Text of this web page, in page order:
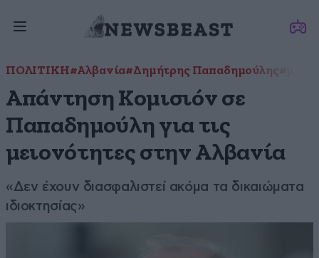
ΠΟΛΙΤΙΚΗ#Αλβανία#Δημήτρης Παπαδημούλης
Απάντηση Κομισιόν σε
Παπαδημούλη για τις
μειονότητες στην Αλβανία
«Δεν έχουν διασφαλιστεί ακόμα τα δικαιώματα
ιδιοκτησίας»